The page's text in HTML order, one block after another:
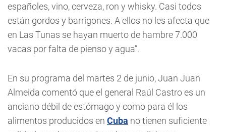
españoles, vino, cerveza, ron y whisky. Casi todos
están gordos y barrigones. A ellos no les afecta que
en Las Tunas se hayan muerto de hambre 7.000
vacas por falta de pienso y agua”.
En su programa del martes 2 de junio, Juan Juan
Almeida comentó que el general Raúl Castro es un
anciano débil de estómago y como para él los
alimentos producidos en Cuba no tienen suficiente